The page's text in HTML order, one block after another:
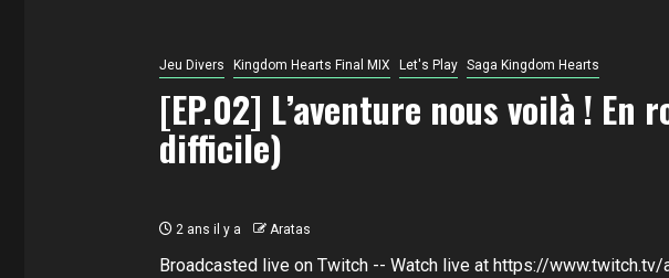
Jeu Divers Kingdom Hearts Final MIX Let's Play Saga Kingdom Hearts
[EP.02] L’aventure nous voilà !
difficile)
2 ans il y a Aratas
Broadcasted live on Twitch -- Watch live at https://www.twitch.tv/